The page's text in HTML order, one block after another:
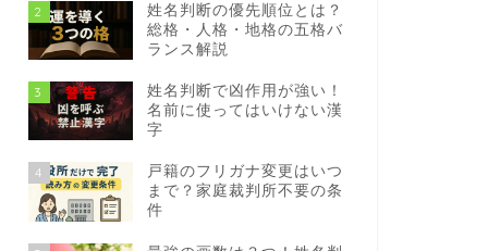
2
姓名判断の優先順位とは？
総格・人格・地格の五格バ
ランス解説
3
姓名判断で凶作用が強い！
名前に使ってはいけない漢
字
4
戸籍のフリガナ変更はいつ
まで？家庭裁判所不要の条
件